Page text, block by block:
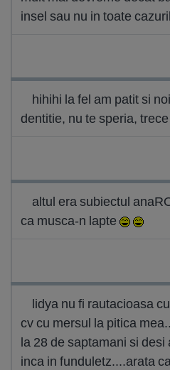
insel sau nu in toate
hihihi la fel am patit si
dentitie, nu te speria,
altul era subiectul
ca musca-n lapte
lidya nu fi rautacioasa
cv cu mersul la pitica
la 28 de saptamani si
inca in funduletz....arata